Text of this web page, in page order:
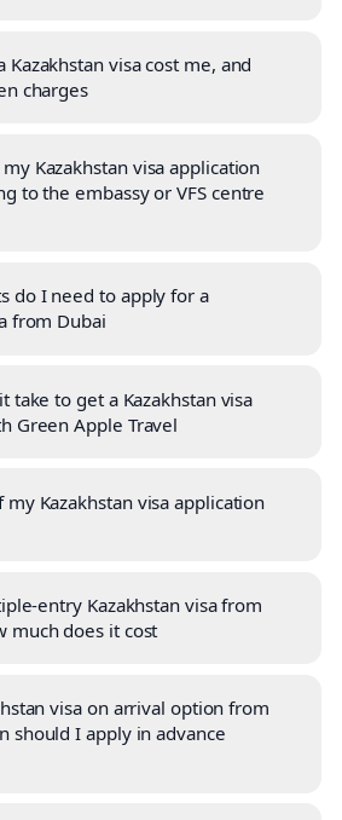
visa cost me, and
charges?
Kazakhstan visa application
to the embassy or VFS centre
do I need to apply for a
from Dubai?
take to get a Kazakhstan visa
Green Apple Travel?
my Kazakhstan visa application
entry Kazakhstan visa from
much does it cost?
visa on arrival option from
should I apply in advance